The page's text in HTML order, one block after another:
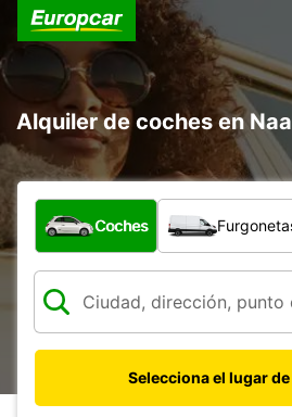
Alquiler de coches en
¿Qué tipo de vehículo?
Coches
Selecciona el lugar